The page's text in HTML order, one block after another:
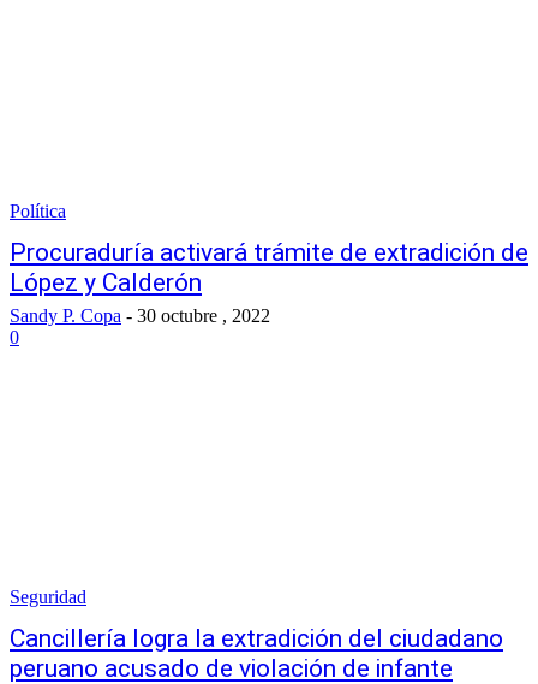
Política
Procuraduría activará trámite de extradición de
López y Calderón
Sandy P. Copa - 30 octubre , 2022
0
Seguridad
Cancillería logra la extradición del ciudadano
peruano acusado de violación de infante